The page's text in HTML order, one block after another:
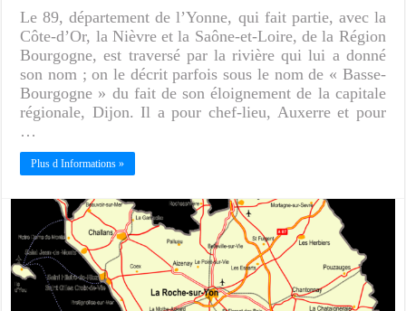
Le 89, département de l’Yonne, qui fait partie, avec la
Côte-d’Or, la Nièvre et la Saône-et-Loire, de la Région
Bourgogne, est traversé par la rivière qui lui a donné
son nom ; on le décrit parfois sous le nom de « Basse-
Bourgogne » du fait de son éloignement de la capitale
régionale, Dijon. Il a pour chef-lieu, Auxerre et pour
…
Plus d Informations »